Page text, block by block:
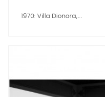
1970: Villa Dionora,...